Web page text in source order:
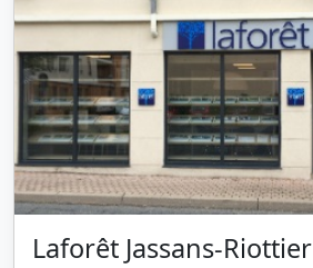
Laforêt Jassans-Riottier